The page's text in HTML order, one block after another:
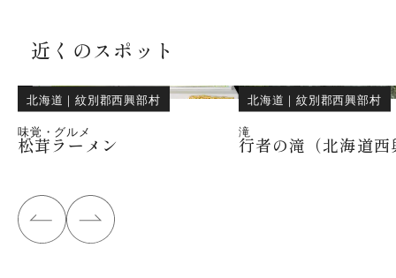
近くのスポット
北海道 ｜紋別郡西興部村
味覚・グルメ
松茸ラーメン
北海道 ｜紋別郡西興部村
滝
行者の滝（北海道西